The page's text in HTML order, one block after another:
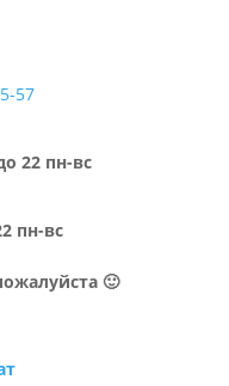
57
22 пн-вс
пн-вс
🙂